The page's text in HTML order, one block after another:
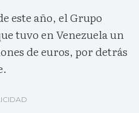
este año, el Grupo
tuvo en Venezuela un
de euros, por detrás